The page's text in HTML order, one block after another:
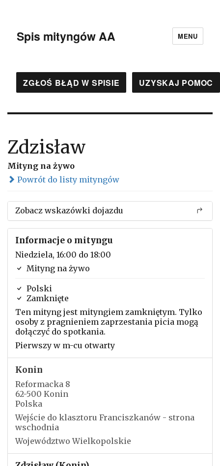
Spis mityngów AA MENU
ZGŁOŚ BŁĄD W SPISIE UZYSKAJ POMOC
Zdzisław
Mityng na żywo
Powrót do listy mityngów
Zobacz wskazówki dojazdu
Informacje o mityngu
Niedziela, 16:00 do 18:00
Mityng na żywo
Polski
Zamknięte
Ten mityng jest mityngiem zamkniętym. Tylko
osoby z pragnieniem zaprzestania picia mogą
dołączyć do spotkania.
Pierwszy w m-cu otwarty
Konin
Reformacka 8
62-500 Konin
Polska
Wejście do klasztoru Franciszkanów - strona
wschodnia
Województwo Wielkopolskie